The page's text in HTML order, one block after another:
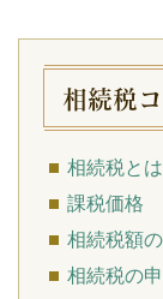
相続税
相続税とは
課税価格
相続税額
相続税の